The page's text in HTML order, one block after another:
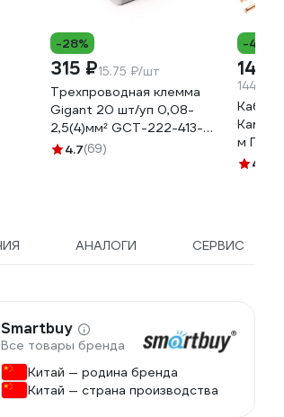
-28%
315 ₽15.75 ₽/шт
Трехпроводная клемма
Gigant 20 шт/уп 0,08-
2,5(4)мм² GCT-222-413-
204.7(69)
-4%
14
144.2
м
4.7
АНАЛОГИ СЕРВИС
Smartbuy
Все товары бренда
Китай — родина бренда
Китай — страна производства